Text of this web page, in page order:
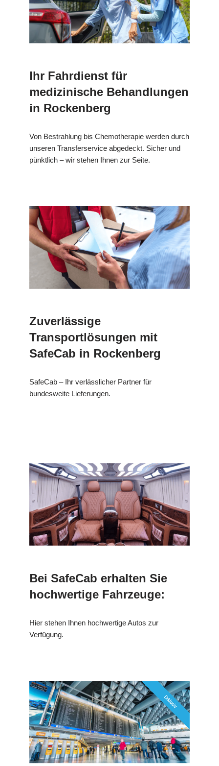
Ihr Fahrdienst für
medizinische Behandlungen
in Rockenberg
Von Bestrahlung bis Chemotherapie werden durch
unseren Transferservice abgedeckt. Sicher und
pünktlich – wir stehen Ihnen zur Seite.
Zuverlässige
Transportlösungen mit
SafeCab in Rockenberg
SafeCab – Ihr verlässlicher Partner für
bundesweite Lieferungen.
Bei SafeCab erhalten Sie
hochwertige Fahrzeuge:
Hier stehen Ihnen hochwertige Autos zur
Verfügung.